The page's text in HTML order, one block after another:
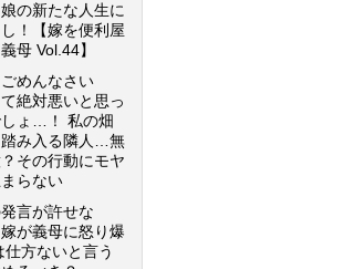
の新たな人生に
！【嫁を便利屋
母 Vol.44】
ごめんなさい
絶対悪いと思っ
ょ…！ 私の畑
踏み入る隣人…無
その行動にモヤ
らない
発言が許せな
が義母に怒り爆
仕方ないと言う